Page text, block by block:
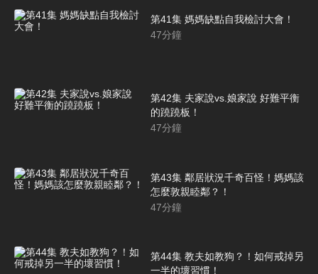
第41集 媽媽缺點自我檢討大會！
47分鐘
第42集 夫家說vs.娘家說 好難平衡
的蹺蹺板！
47分鐘
第43集 鄰居狀況千奇百怪！媽媽該
怎麼敦親睦鄰？！
47分鐘
第44集 教夫如教狗？！如何戒掉另
一半的壞習慣！